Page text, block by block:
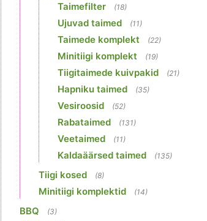
Taimefilter (18)
Ujuvad taimed (11)
Taimede komplekt (22)
Minitiigi komplekt (19)
Tiigitaimede kuivpakid (21)
Hapniku taimed (35)
Vesiroosid (52)
Rabataimed (131)
Veetaimed (11)
Kaldaäärsed taimed (135)
Tiigi kosed (8)
Minitiigi komplektid (14)
BBQ (3)